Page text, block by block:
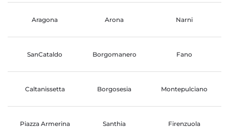
Aragona Arona Narni
SanCataldo Borgomanero Fano
Caltanissetta Borgosesia Montepulciano
Piazza Armerina Santhia Firenzuola